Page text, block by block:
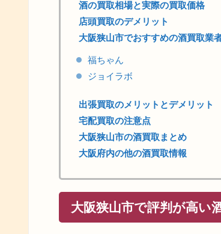
酒の買取相場と実際の買取価格
店頭買取のデメリット
大阪狭山市でおすすめの酒買取業
福ちゃん
ジョイラボ
出張買取のメリットとデメリット
宅配買取の注意点
大阪狭山市の酒買取まとめ
大阪府内の他の酒買取情報
大阪狭山市で評判が高い